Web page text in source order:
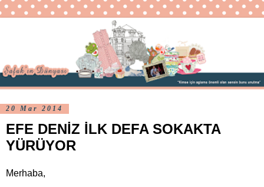
20 Mar 2014
EFE DENİZ İLK DEFA SOKAKTA
YÜRÜYOR
Merhaba,